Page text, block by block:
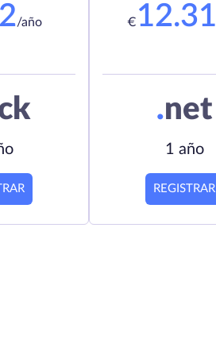
/año € 12.31
.net
1 año
REGISTRAR